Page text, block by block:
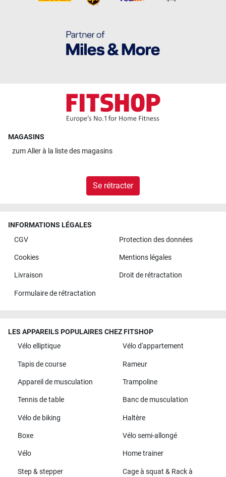
MAGASINS
zumAller à la liste des magasins
Se rétracter
INFORMATIONS LÉGALES
CGV
Protection des données
Cookies Mentions légales
Livraison Droit de rétractation
Formulaire de rétractation
LES APPAREILS POPULAIRES CHEZ FITSHOP
Vélo elliptique
Vélo d'appartement
Tapis de course Rameur
Appareil de musculation Trampoline
Tennis de table Banc de musculation
Vélo de biking Haltère
Boxe Vélo semi-allongé
Vélo Home trainer
Step & stepper Cage à squat & Rack à